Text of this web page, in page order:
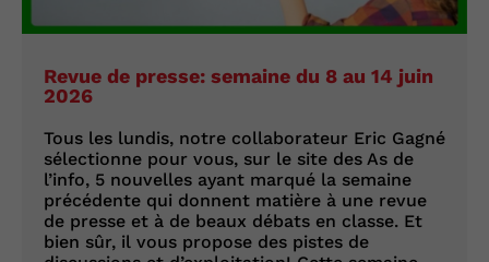
Revue de presse: semaine du 8 au 14 juin
2026
Tous les lundis, notre collaborateur Eric Gagné
sélectionne pour vous, sur le site des As de
l’info, 5 nouvelles ayant marqué la semaine
précédente qui donnent matière à une revue
de presse et à de beaux débats en classe. Et
bien sûr, il vous propose des pistes de